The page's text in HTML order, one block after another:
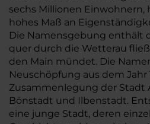
sechs Millionen Einwohnern,
hohes Maß an
Die Namensgebung enthält
quer durch die Wetterau
den Main mündet. Die
Neuschöpfung aus dem
Zusammenlegung der Stadt
Bönstadt und Ilbenstadt.
eine junge Stadt, deren